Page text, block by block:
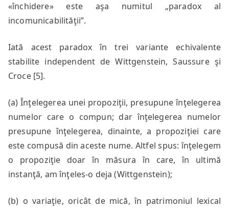
«închidere» este aşa numitul „paradox al
incomunicabilităţii”.
Iată acest paradox în trei variante echivalente
stabilite independent de Wittgenstein, Saussure şi
Croce [5].
(a) Înţelegerea unei propoziţii, presupune înţelegerea
numelor care o compun; dar înţelegerea numelor
presupune înţelegerea, dinainte, a propoziţiei care
este compusă din aceste nume. Altfel spus: înţelegem
o propoziţie doar în măsura în care, în ultimă
instanţă, am înţeles-o deja (Wittgenstein);
(b) o variaţie, oricât de mică, în patrimoniul lexical